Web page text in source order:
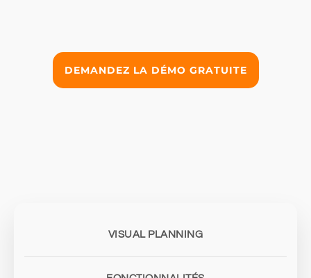
DEMANDEZ LA DÉMO GRATUITE
VISUAL PLANNING